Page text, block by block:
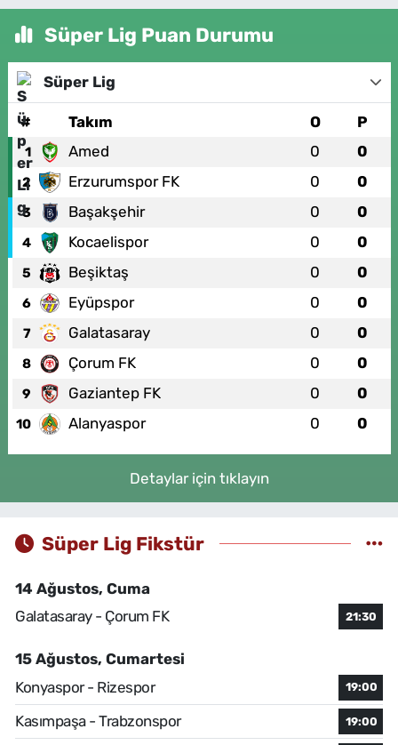
Süper Lig Puan Durumu
Süper Lig
# Takım O P
1 Amed 0 0
2 Erzurumspor FK 0 0
3 Başakşehir 0 0
4 Kocaelispor 0 0
5 Beşiktaş 0 0
6 Eyüpspor 0 0
7 Galatasaray 0 0
8 Çorum FK 0 0
9 Gaziantep FK 0 0
10 Alanyaspor 0 0
Detaylar için tıklayın
Süper Lig Fikstür
14 Ağustos, Cuma
Galatasaray - Çorum FK
21:30
15 Ağustos, Cumartesi
Konyaspor - Rizespor
19:00
Kasımpaşa - Trabzonspor 19:00